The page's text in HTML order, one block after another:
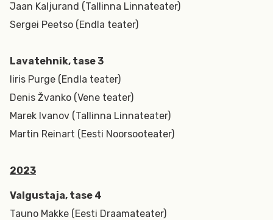
Jaan Kaljurand (Tallinna Linnateater)
Sergei Peetso (Endla teater)
Lavatehnik, tase 3
Iiris Purge (Endla teater)
Denis Žvanko (Vene teater)
Marek Ivanov (Tallinna Linnateater)
Martin Reinart (Eesti Noorsooteater)
2023
Valgustaja, tase 4
Tauno Makke (Eesti Draamateater)